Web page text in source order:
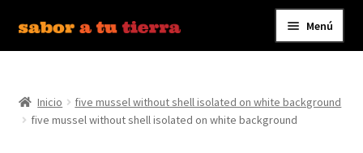
Ir
a
Ir
al
Menú
Bebidas
Inicio
five mussel without shell isolated on white background
five mussel without shell isolated on white background